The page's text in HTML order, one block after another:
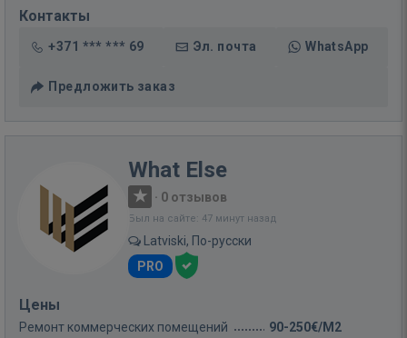
Контакты
+371 *** *** 69 Эл. почта WhatsApp
Предложить заказ
What Else
· 0 отзывов
Был на сайте: 47 минут назад
Latviski, По-русски
PRO
Цены
Ремонт коммерческих помещений 90-250€/M2